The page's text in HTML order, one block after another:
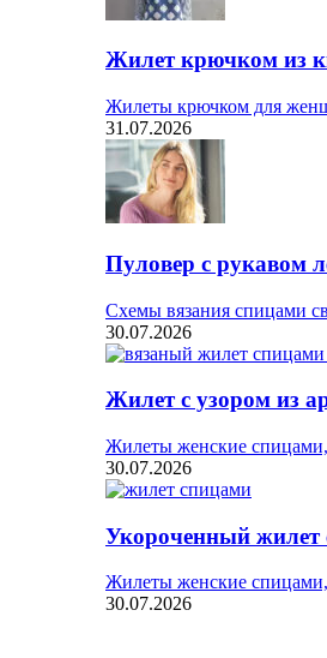
Жилет крючком из
Жилеты крючком для
31.07.2026
Пуловер с рукавом
Схемы вязания спицами
30.07.2026
Жилет с узором из
Жилеты женские
30.07.2026
Укороченный
Жилеты женские
30.07.2026